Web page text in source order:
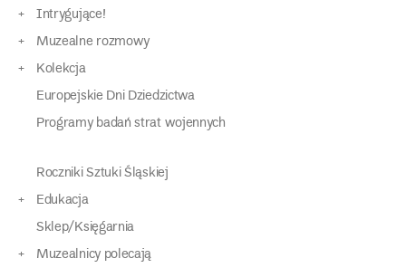
Intrygujące!
Muzealne rozmowy
Kolekcja
Europejskie Dni Dziedzictwa
Programy badań strat wojennych
Roczniki Sztuki Śląskiej
Edukacja
Sklep/Księgarnia
Muzealnicy polecają